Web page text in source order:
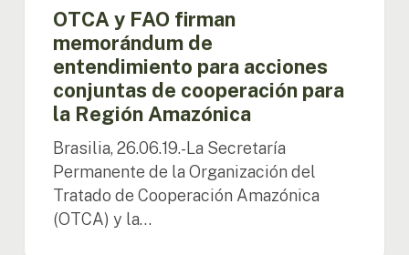
Amazónica
OTCA y FAO firman
memorándum de
entendimiento para acciones
conjuntas de cooperación para
la Región Amazónica
Brasilia, 26.06.19.-La Secretaría
Permanente de la Organización del
Tratado de Cooperación Amazónica
(OTCA) y la…